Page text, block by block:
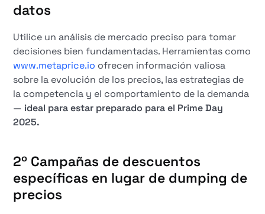
datos
Utilice un análisis de mercado preciso para tomar
decisiones bien fundamentadas. Herramientas como
www.metaprice.io ofrecen información valiosa
sobre la evolución de los precios, las estrategias de
la competencia y el comportamiento de la demanda
— ideal para estar preparado para el Prime Day
2025.
2º Campañas de descuentos
específicas en lugar de dumping de
precios